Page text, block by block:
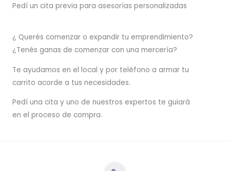
Pedí un cita previa para asesorías personalizadas
¿ Querés comenzar o expandir tu emprendimiento?
¿Tenés ganas de comenzar con una mercería?
Te ayudamos en el local y por teléfono a armar tu
carrito acorde a tus necesidades.
Pedí una cita y uno de nuestros expertos te guiará
en el proceso de compra.